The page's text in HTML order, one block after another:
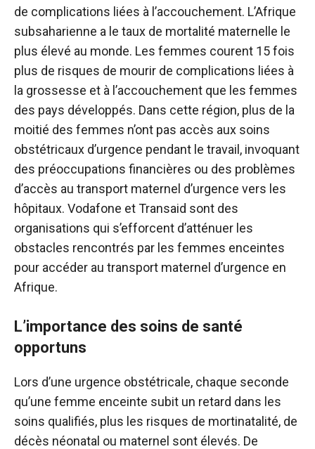
de complications liées à l’accouchement. L’Afrique
subsaharienne a le taux de mortalité maternelle le
plus élevé au monde. Les femmes courent 15 fois
plus de risques de mourir de complications liées à
la grossesse et à l’accouchement que les femmes
des pays développés. Dans cette région, plus de la
moitié des femmes n’ont pas accès aux soins
obstétricaux d’urgence pendant le travail, invoquant
des préoccupations financières ou des problèmes
d’accès au transport maternel d’urgence vers les
hôpitaux. Vodafone et Transaid sont des
organisations qui s’efforcent d’atténuer les
obstacles rencontrés par les femmes enceintes
pour accéder au transport maternel d’urgence en
Afrique.
L’importance des soins de santé
opportuns
Lors d’une urgence obstétricale, chaque seconde
qu’une femme enceinte subit un retard dans les
soins qualifiés, plus les risques de mortinatalité, de
décès néonatal ou maternel sont élevés. De